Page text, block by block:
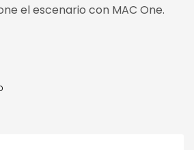
el escenario con MAC One.